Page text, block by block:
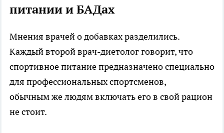
питании и БАДах
Мнения врачей о добавках разделились.
Каждый второй врач-диетолог говорит, что
спортивное питание предназначено специально
для профессиональных спортсменов,
обычным же людям включать его в свой рацион
не стоит.